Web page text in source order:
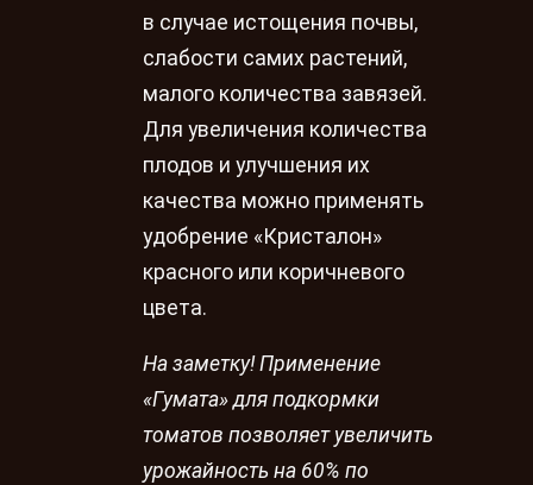
в случае истощения почвы,
слабости самих растений,
малого количества завязей.
Для увеличения количества
плодов и улучшения их
качества можно применять
удобрение «Кристалон»
красного или коричневого
цвета.
На заметку! Применение
«Гумата» для подкормки
томатов позволяет увеличить
урожайность на 60% по